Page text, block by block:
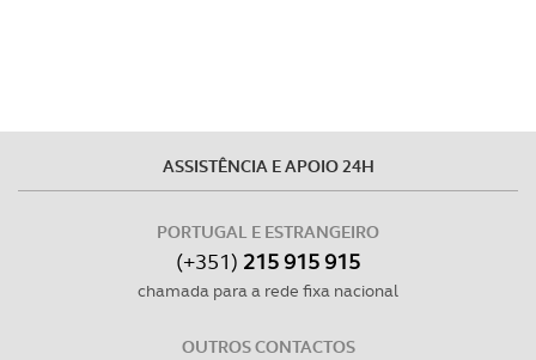
ASSISTÊNCIA E APOIO 24H
PORTUGAL E ESTRANGEIRO
(+351) 215 915 915
chamada para a rede fixa nacional
OUTROS CONTACTOS